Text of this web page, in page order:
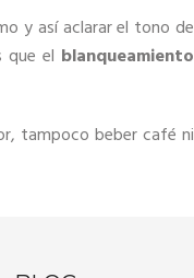
y así aclarar el tono de
que el blanqueamiento
tampoco beber café ni